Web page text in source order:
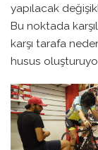
yapılacak
Bu noktada
karşı tarafa
husus